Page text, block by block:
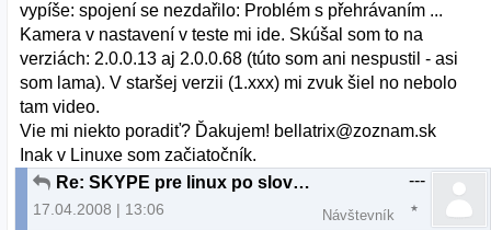
vypíše: spojení se nezdařilo: Problém s přehrávaním ...
Kamera v nastavení v teste mi ide. Skúšal som to na
verziách: 2.0.0.13 aj 2.0.0.68 (túto som ani nespustil - asi
som lama). V staršej verzii (1.xxx) mi zvuk šiel no nebolo
tam video.
Vie mi niekto poradiť? Ďakujem! bellatrix@zoznam.sk
Inak v Linuxe som začiatočník.
Re: SKYPE pre linux po slovensky
17.04.2008 | 13:06
---
Návštevník